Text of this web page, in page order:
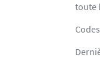
toute